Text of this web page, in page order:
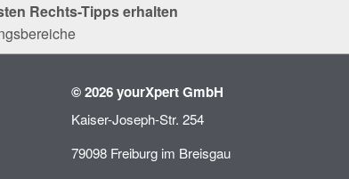
Rechts-Tipps erhalten
© 2026 yourXpert GmbH
Kaiser-Joseph-Str. 254
79098 Freiburg im Breisgau